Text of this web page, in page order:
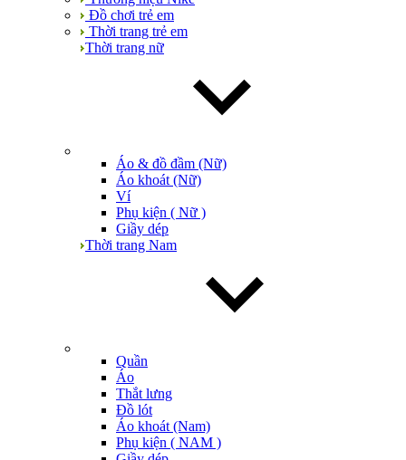
Đồ chơi trẻ em
Thời trang trẻ em
Thời trang nữ
Áo & đồ đầm (Nữ)
Áo khoát (Nữ)
Ví
Phụ kiện ( Nữ )
Giầy dép
Thời trang Nam
Quần
Áo
Thắt lưng
Đồ lót
Áo khoát (Nam)
Phụ kiện ( NAM )